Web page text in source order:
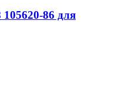
86 для